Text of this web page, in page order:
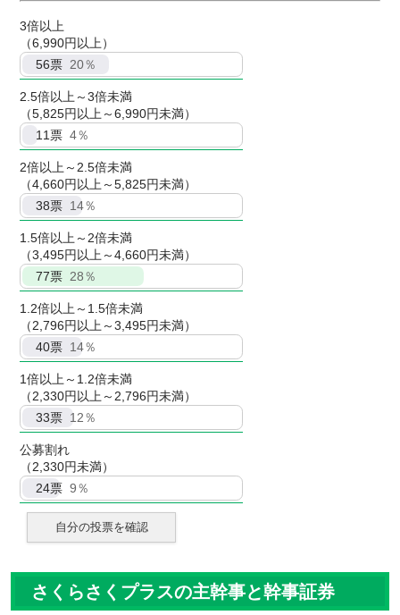
3倍以上
（6,990円以上）
56票 20％
2.5倍以上～3倍未満
（5,825円以上～6,990円未満）
11票 4％
2倍以上～2.5倍未満
（4,660円以上～5,825円未満）
38票 14％
1.5倍以上～2倍未満
（3,495円以上～4,660円未満）
77票 28％
1.2倍以上～1.5倍未満
（2,796円以上～3,495円未満）
40票 14％
1倍以上～1.2倍未満
（2,330円以上～2,796円未満）
33票 12％
公募割れ
（2,330円未満）
24票 9％
自分の投票を確認
さくらさくプラスの主幹事と幹事証券